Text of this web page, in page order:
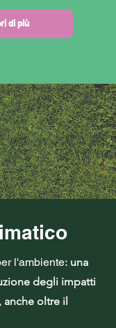
di più
l'ambiente: una
degli impatti
anche oltre il